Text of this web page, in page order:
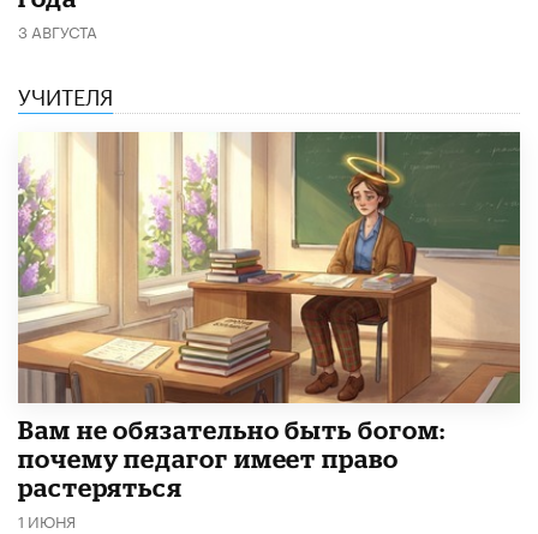
3 АВГУСТА
УЧИТЕЛЯ
​Вам не обязательно быть богом:
почему педагог имеет право
растеряться
1 ИЮНЯ